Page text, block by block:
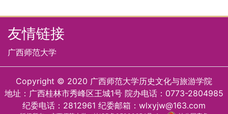
友情链接
广西师范大学
Copyright © 2020 广西师范大学历史文化与旅游学院
地址：广西桂林市秀峰区王城1号 院办电话：0773-2804985
纪委电话：2812961 纪委邮箱：wlxyjw@163.com